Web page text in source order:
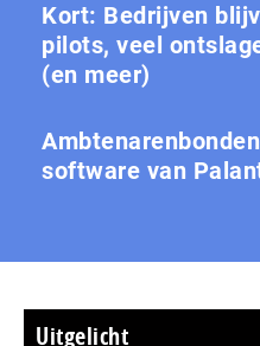
Kort: Bedrijven
pilots, veel
(en meer)
software van
Uitgelicht